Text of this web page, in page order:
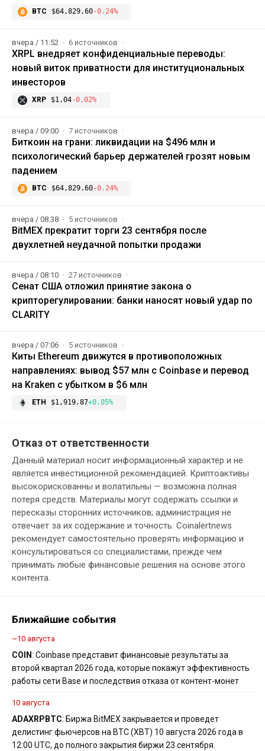
BTC $64,829.60-0.24%
вчера / 11:52 6 источников
XRPL внедряет конфиденциальные переводы:
новый виток приватности для институциональных
инвесторов
XRP $1.04-0.02%
вчера / 09:00 7 источников
Биткоин на грани: ликвидации на $496 млн и
психологический барьер держателей грозят новым
падением
BTC $64,829.60-0.24%
вчера / 08:38 5 источников
BitMEX прекратит торги 23 сентября после
двухлетней неудачной попытки продажи
вчера / 08:10 27 источников
Сенат США отложил принятие закона о
крипторегулировании: банки наносят новый удар по
CLARITY
вчера / 07:06 5 источников
Киты Ethereum движутся в противоположных
направлениях: вывод $57 млн с Coinbase и перевод
на Kraken с убытком в $6 млн
ETH $1,919.87+0.05%
Отказ от ответственности
Данный материал носит информационный характер и не
является инвестиционной рекомендацией. Криптоактивы
высокорискованны и волатильны — возможна полная
потеря средств. Материалы могут содержать ссылки и
пересказы сторонних источников; администрация не
отвечает за их содержание и точность. Coinalertnews
рекомендует самостоятельно проверять информацию и
консультироваться со специалистами, прежде чем
принимать любые финансовые решения на основе этого
контента.
Ближайшие события
~10 августа
COIN: Coinbase представит финансовые результаты за
второй квартал 2026 года, которые покажут эффективность
работы сети Base и последствия отказа от контент-монет
10 августа
ADAXRPBTC: Биржа BitMEX закрывается и проведет
делистинг фьючерсов на BTC (XBT) 10 августа 2026 года в
12:00 UTC, до полного закрытия биржи 23 сентября.